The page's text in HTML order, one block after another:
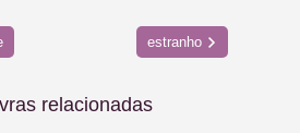
estranho
relacionadas